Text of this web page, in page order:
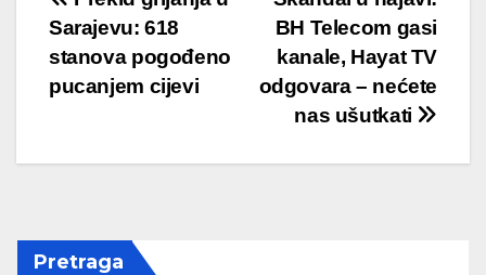
navigation
BH Telecom gasi
kanale, Hayat TV
odgovara – nećete
nas ušutkati
Sarajevu: 618
stanova pogođeno
pucanjem cijevi
Pretraga